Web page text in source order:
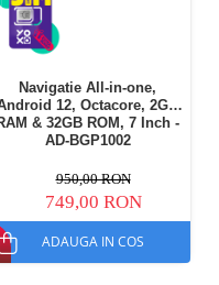
Navigatie All-in-one,
12, Octacore, 2GB
& 32GB ROM, 7 Inch -
AD-BGP1002
950,00 RON
749,00 RON
ADAUGA IN COS